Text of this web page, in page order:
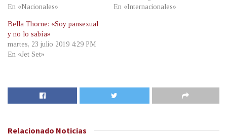
En «Nacionales»
En «Internacionales»
Bella Thorne: «Soy pansexual
y no lo sabía»
martes, 23 julio 2019 4:29 PM
En «Jet Set»
Relacionado Noticias